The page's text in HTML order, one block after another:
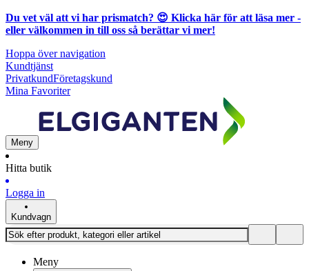
Du vet väl att vi har prismatch? 😍 Klicka här för att läsa mer -
eller välkommen in till oss så berättar vi mer!
Hoppa över navigation
Kundtjänst
PrivatkundFöretagskund
Mina Favoriter
Meny
Hitta butik
Logga in
Kundvagn
Meny